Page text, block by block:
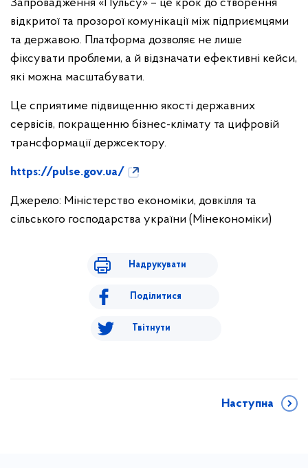
Запровадження «Пульсу» – це крок до створення
відкритої та прозорої комунікації між підприємцями
та державою. Платформа дозволяє не лише
фіксувати проблеми, а й відзначати ефективні кейси,
які можна масштабувати.
Це сприятиме підвищенню якості державних
сервісів, покращенню бізнес-клімату та цифровій
трансформації держсектору.
https://pulse.gov.ua/
Джерело: Міністерство економіки, довкілля та
сільського господарства україни (Мінекономіки)
Надрукувати
Поділитися
Твітнути
Наступна